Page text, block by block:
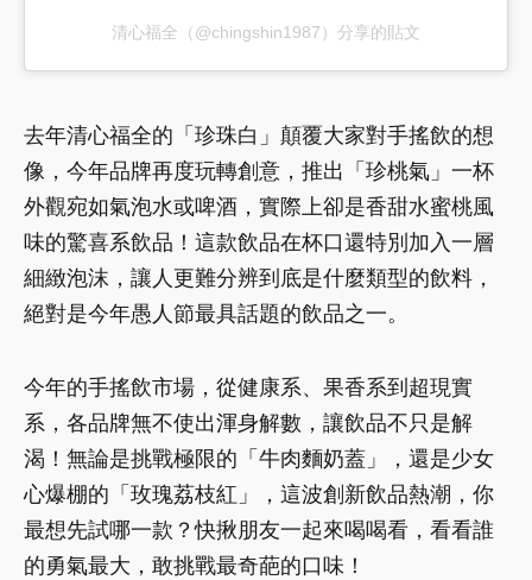
清心福全（@chingshin1987）分享的貼文
去年清心福全的「珍珠白」顛覆大家對手搖飲的想
像，今年品牌再度玩轉創意，推出「珍桃氣」一杯
外觀宛如氣泡水或啤酒，實際上卻是香甜水蜜桃風
味的驚喜系飲品！這款飲品在杯口還特別加入一層
細緻泡沫，讓人更難分辨到底是什麼類型的飲料，
絕對是今年愚人節最具話題的飲品之一。
今年的手搖飲市場，從健康系、果香系到超現實
系，各品牌無不使出渾身解數，讓飲品不只是解
渴！無論是挑戰極限的「牛肉麵奶蓋」，還是少女
心爆棚的「玫瑰荔枝紅」，這波創新飲品熱潮，你
最想先試哪一款？快揪朋友一起來喝喝看，看看誰
的勇氣最大，敢挑戰最奇葩的口味！